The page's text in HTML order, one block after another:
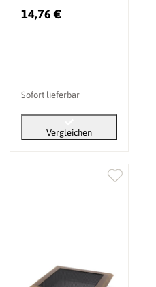
14,76 €
Sofort lieferbar
Vergleichen